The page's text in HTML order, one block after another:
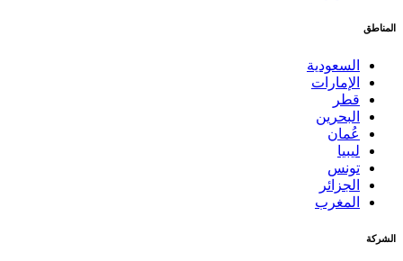
المناطق
السعودية
الإمارات
قطر
البحرين
عُمان
ليبيا
تونس
الجزائر
المغرب
الشركة